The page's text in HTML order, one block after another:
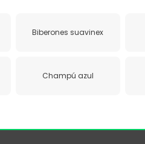
Biberones suavinex
Champú azul